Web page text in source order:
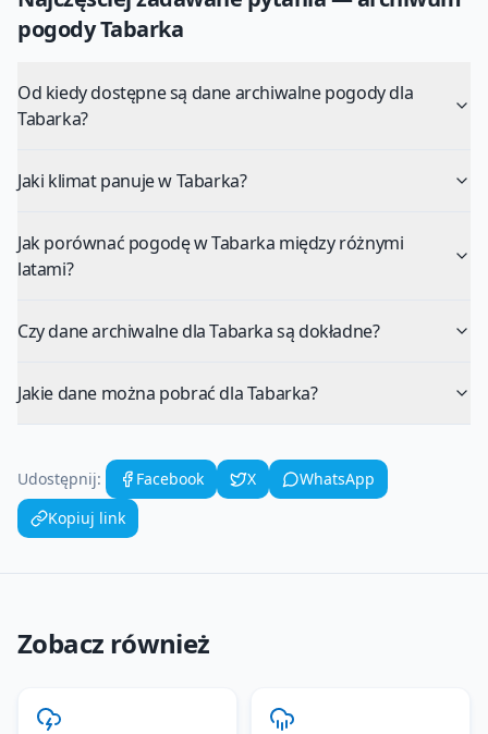
pogodyTabarka
Od kiedy dostępne są dane archiwalne pogody dla
Tabarka?
Jaki klimat panuje w Tabarka?
Jak porównać pogodę w Tabarka między różnymi
latami?
Czy dane archiwalne dla Tabarka są dokładne?
Jakie dane można pobrać dla Tabarka?
Udostępnij: Facebook X
WhatsApp
Kopiuj link
Zobacz również